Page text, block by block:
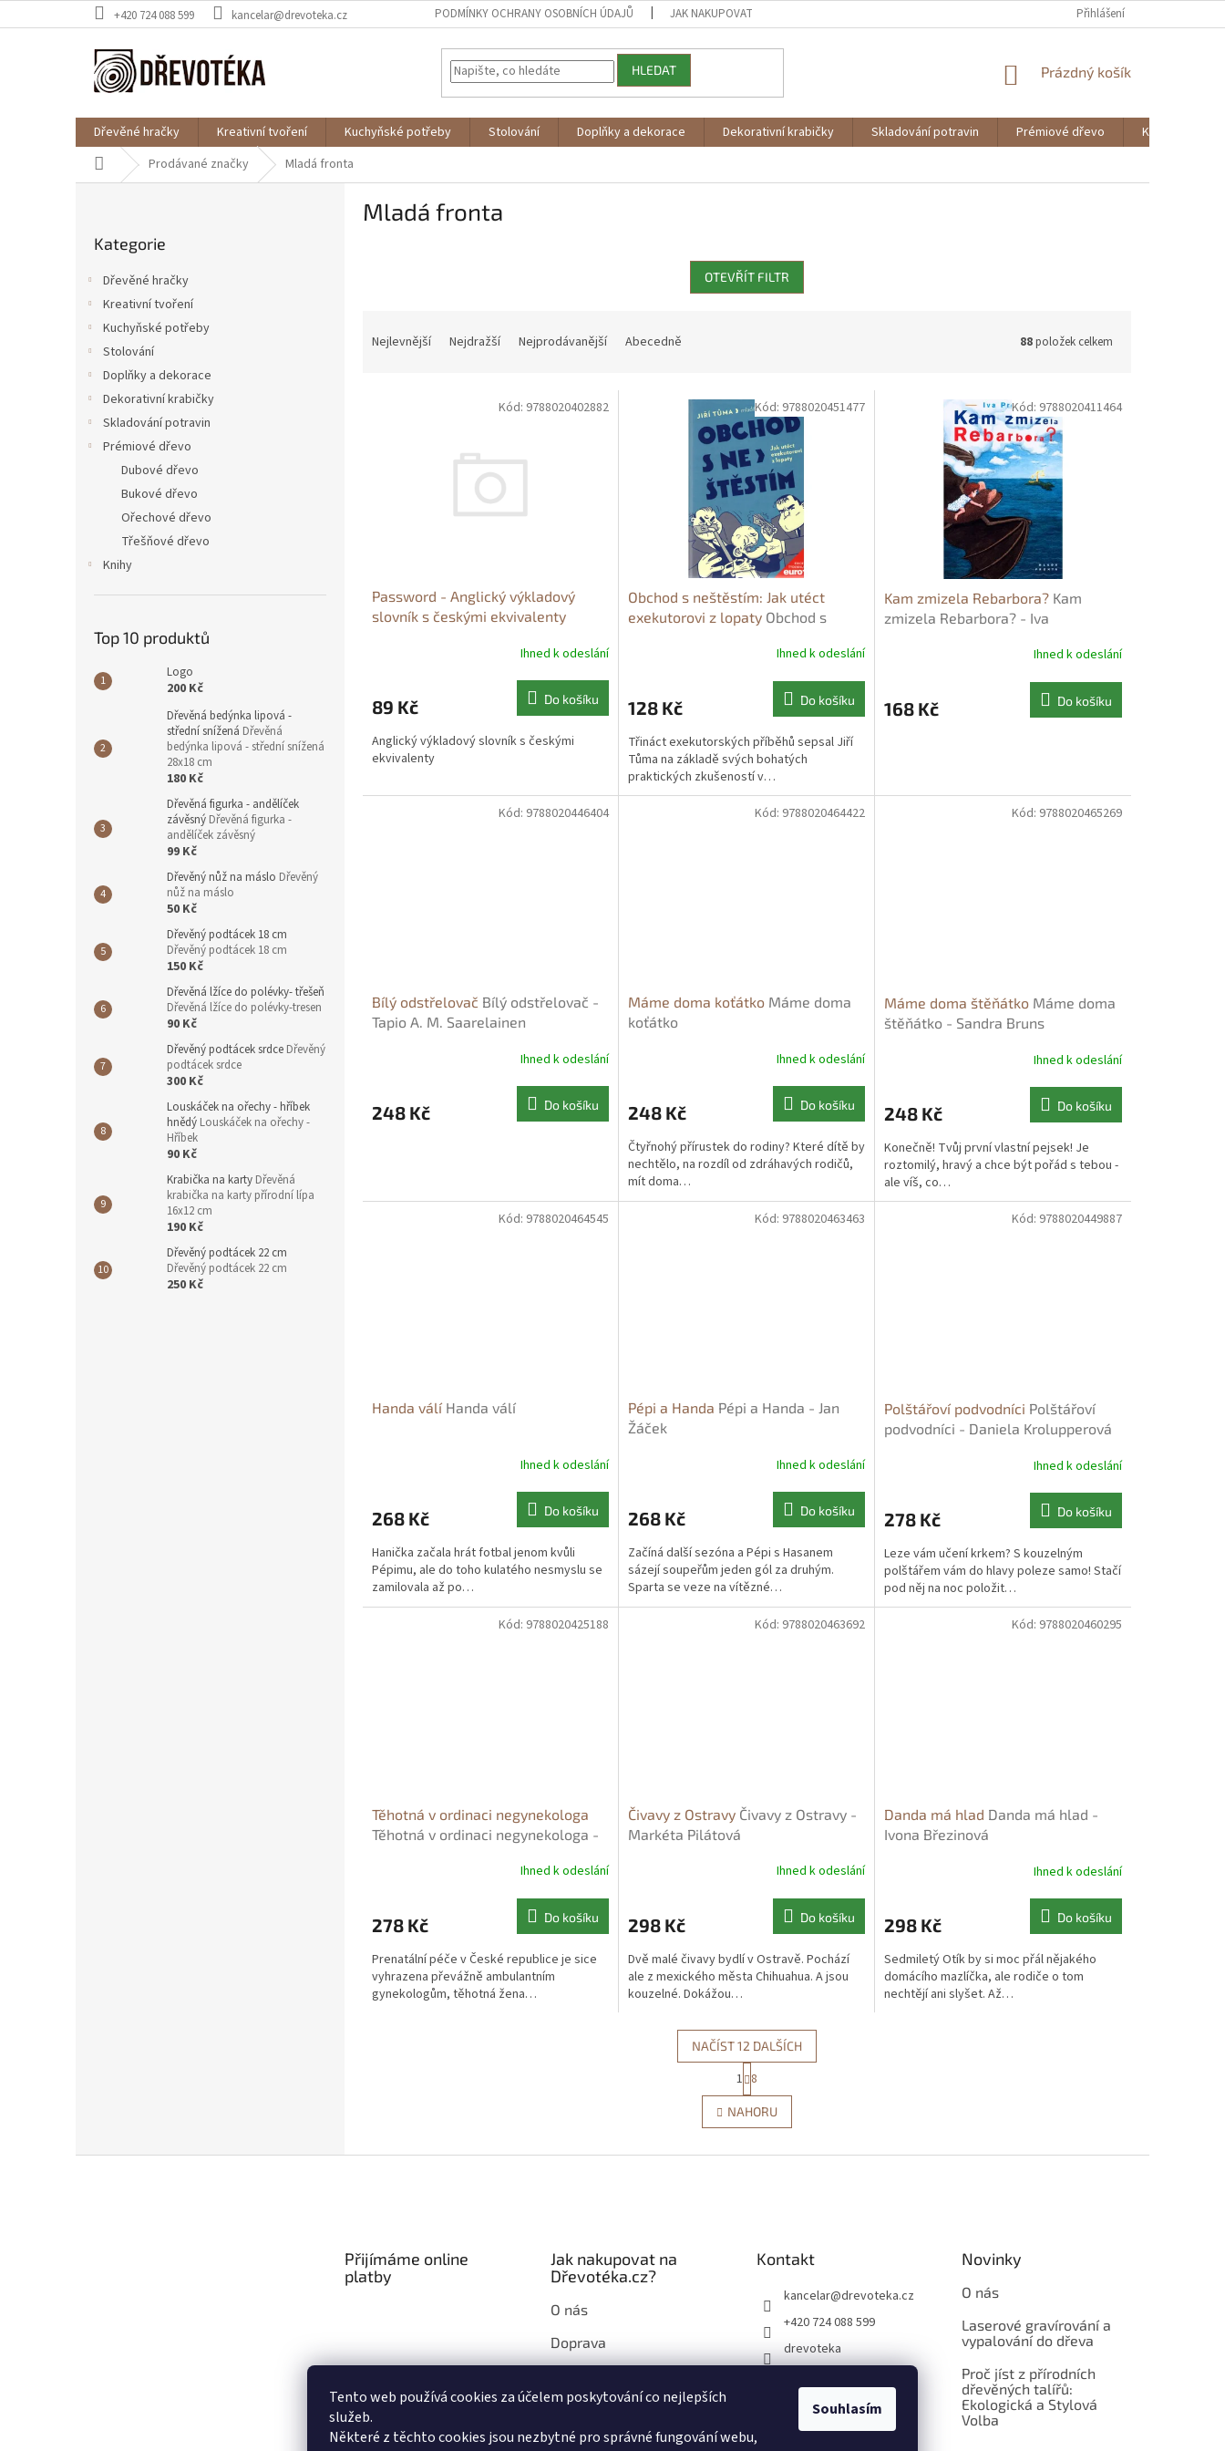
Tento web používá cookies za účelem poskytování co nejlepších
služeb.
Některé z těchto cookies jsou nezbytné pro správné fungování webu,
Souhlasím
na
+420 724 088 599 kancelar@drevoteka.cz PODMÍNKY OCHRANY OSOBNÍCH ÚDAJŮ JAK NAKUPOVAT Přihlášení
HLEDAT
NÁKUPNÍ
Prázdný košík
Dřevěné hračky Kreativní tvoření Kuchyňské potřeby Stolování Doplňky a dekorace Dekorativní krabičky Skladování potravin Prémiové dřevo
Knihy
Domů Prodávané značky Mladá fronta
kategorie
Kategorie
Dřevěné hračky
Kreativní tvoření
Kuchyňské potřeby
Stolování
Doplňky a dekorace
Dekorativní krabičky
Skladování potravin
Prémiové dřevo
Dubové dřevo
Bukové dřevo
Ořechové dřevo
Třešňové dřevo
Knihy
Top 10 produktů
Logo
200 Kč
Dřevěná bedýnka lipová -
střední snížená Dřevěná
bedýnka lipová - střední snížená
28x18 cm
180 Kč
Dřevěná figurka - andělíček
závěsný Dřevěná figurka -
andělíček závěsný
99 Kč
Dřevěný nůž na máslo Dřevěný
nůž na máslo
50 Kč
Dřevěný podtácek 18 cm
Dřevěný podtácek 18 cm
150 Kč
Dřevěná lžíce do polévky- třešeň
Dřevěná lžíce do polévky-tresen
90 Kč
Dřevěný podtácek srdce Dřevěný
podtácek srdce
300 Kč
Louskáček na ořechy - hříbek
hnědý Louskáček na ořechy -
Hříbek
90 Kč
Krabička na karty Dřevěná
krabička na karty přírodní lípa
16x12 cm
190 Kč
Dřevěný podtácek 22 cm
Dřevěný podtácek 22 cm
250 Kč
Mladá fronta
OTEVŘÍT FILTR
Nejlevnější Nejdražší Nejprodávanější Abecedně 88položek celkem
Password - Anglický výkladový
slovník s českými ekvivalenty
slovník s českými ekvivalentyIhned k odeslání
89 Kč Do košíku
Anglický výkladový slovník s českými
ekvivalenty
Kód: 9788020402882
Obchod s neštěstím: Jak utéct
exekutorovi z lopaty Obchod s
Ihned k odeslání
128 Kč Do košíku
Třináct exekutorských příběhů sepsal Jiří
Tůma na základě svých bohatých
praktických zkušeností v…
Kód: 9788020451477
Kam zmizela Rebarbora? Kam
zmizela Rebarbora? - Iva
Ihned k odeslání
168 Kč Do košíku
Kód: 9788020411464
Bílý odstřelovač Bílý odstřelovač -
Tapio A. M. Saarelainen
Ihned k odeslání
248 Kč Do košíku
Kód: 9788020446404
Máme doma koťátko Máme doma
koťátko
Ihned k odeslání
248 Kč Do košíku
Čtyřnohý přírustek do rodiny? Které dítě by
nechtělo, na rozdíl od zdráhavých rodičů,
mít doma…
Kód: 9788020464422
Máme doma štěňátko Máme doma
štěňátko - Sandra Bruns
Ihned k odeslání
248 Kč Do košíku
Konečně! Tvůj první vlastní pejsek! Je
roztomilý, hravý a chce být pořád s tebou -
ale víš, co…
Kód: 9788020465269
Handa válí Handa válí
Ihned k odeslání
268 Kč Do košíku
Hanička začala hrát fotbal jenom kvůli
Pépimu, ale do toho kulatého nesmyslu se
zamilovala až po…
Kód: 9788020464545
Pépi a Handa Pépi a Handa - Jan
Žáček
Ihned k odeslání
268 Kč Do košíku
Začíná další sezóna a Pépi s Hasanem
sázejí soupeřům jeden gól za druhým.
Sparta se veze na vítězné…
Kód: 9788020463463
Polštářoví podvodníci Polštářoví
podvodníci - Daniela Krolupperová
Ihned k odeslání
278 Kč Do košíku
Leze vám učení krkem? S kouzelným
polštářem vám do hlavy poleze samo! Stačí
pod něj na noc položit…
Kód: 9788020449887
Těhotná v ordinaci negynekologa
Těhotná v ordinaci negynekologa -
Ihned k odeslání
278 Kč Do košíku
Prenatální péče v České republice je sice
vyhrazena převážně ambulantním
gynekologům, těhotná žena…
Kód: 9788020425188
Čivavy z Ostravy Čivavy z Ostravy -
Markéta Pilátová
Ihned k odeslání
298 Kč Do košíku
Dvě malé čivavy bydlí v Ostravě. Pochází
ale z mexického města Chihuahua. A jsou
kouzelné. Dokážou…
Kód: 9788020463692
Danda má hlad Danda má hlad -
Ivona Březinová
Ihned k odeslání
298 Kč Do košíku
Sedmiletý Otík by si moc přál nějakého
domácího mazlíčka, ale rodiče o tom
nechtějí ani slyšet. Až…
Kód: 9788020460295
O
v
l
d
i
NAČÍST 12 DALŠÍCH
t
r
á
n
1 8
NAHORU
Přijímáme online
platby
Jak nakupovat na
Dřevotéka.cz?
O nás
Doprava
Dřevotéka.cz
Kontakt
kancelar@drevoteka.cz
+420 724 088 599
drevoteka
Novinky
O nás
Laserové gravírování a
vypalování do dřeva
Proč jíst z přírodních
dřevěných talířů:
Ekologická a Stylová
Volba